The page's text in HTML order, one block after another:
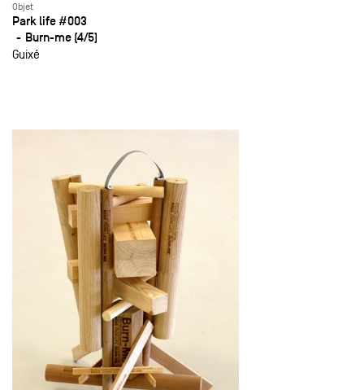
Objet
Park life #003
Burn-me (4/5)
Guixé